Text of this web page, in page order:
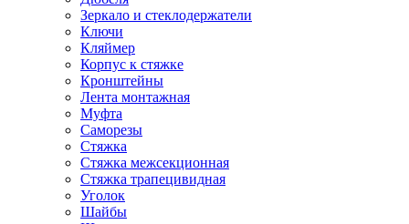
Зеркало и стеклодержатели
Ключи
Кляймер
Корпус к стяжке
Кронштейны
Лента монтажная
Муфта
Саморезы
Стяжка
Стяжка межсекционная
Стяжка трапецивидная
Уголок
Шайбы